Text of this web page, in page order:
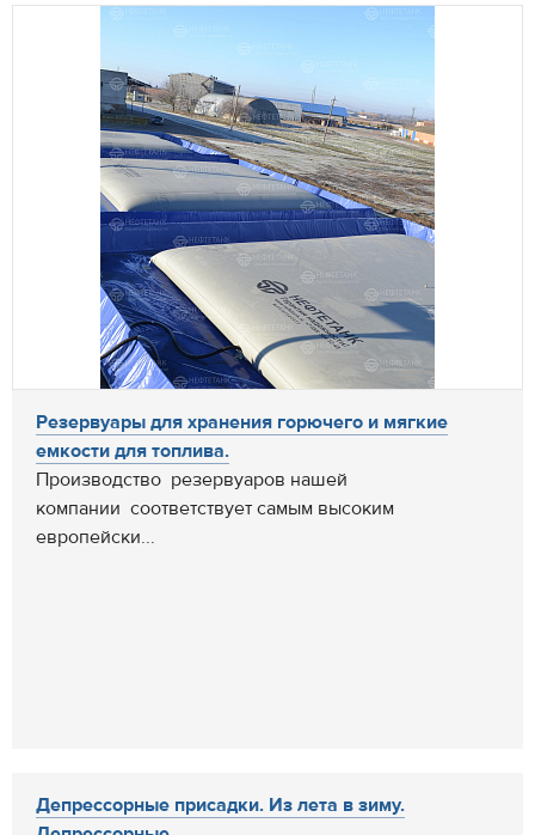
Резервуары для хранения горючего и мягкие
емкости для топлива.
Производство резервуаров нашей
компании соответствует самым высоким
европейски...
Депрессорные присадки. Из лета в зиму.